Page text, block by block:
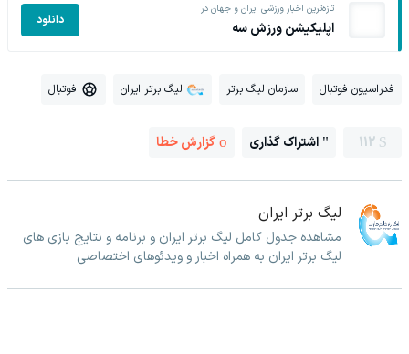
تازه‌ترین اخبار ورزشی ایران و جهان در
اپلیکیشن ورزش سه دانلود
فدراسیون فوتبال سازمان لیگ برتر لیگ برتر ایران فوتبال
112 اشتراک گذاری گزارش خطا
لیگ برتر ایران
مشاهده جدول کامل لیگ برتر ایران و برنامه و نتایج بازی های
لیگ برتر ایران به همراه اخبار و ویدئوهای اختصاصی